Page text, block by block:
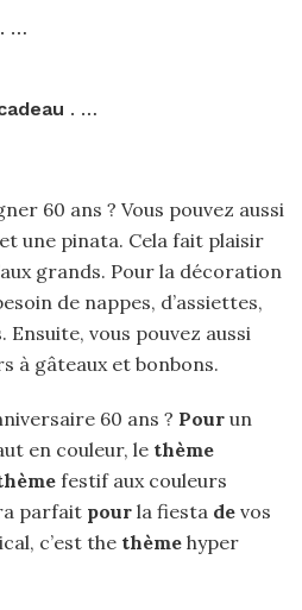
…
. …
60 ans ? Vous pouvez aussi
une pinata. Cela fait plaisir
grands. Pour la décoration
de nappes, d’assiettes,
vous pouvez aussi
à gâteaux et bonbons.
60 ans ? Pour un
en couleur, le thème
festif aux couleurs
parfait pour la fiesta de vos
c’est the thème hyper